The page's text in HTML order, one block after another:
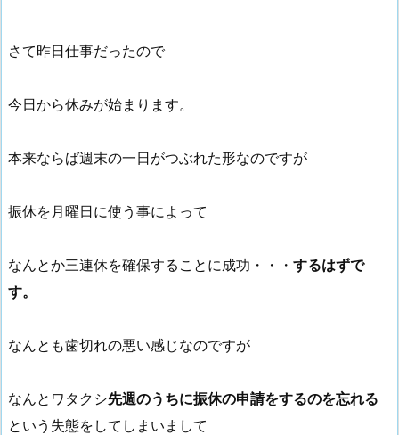
さて昨日仕事だったので
今日から休みが始まります。
本来ならば週末の一日がつぶれた形なのですが
振休を月曜日に使う事によって
なんとか三連休を確保することに成功・・・ するはずで
す。
なんとも歯切れの悪い感じなのですが
なんとワタクシ先週のうちに振休の申請をするのを忘れる
という失態をしてしまいまして